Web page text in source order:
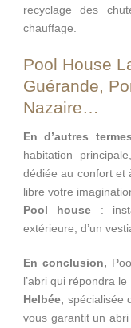
recyclage des
chauffage.
Pool House
Guérande,
Nazaire…
En d’autres
habitation
dédiée au confort et
libre votre
Pool house :
extérieure, d’un
En conclusion,
l’abri qui répondra
Helbée, spécialisée
vous garantit un